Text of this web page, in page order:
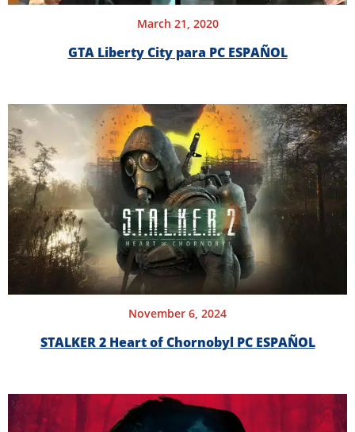
March 21, 2020
GTA Liberty City para PC ESPAÑOL
November 6, 2024
STALKER 2 Heart of Chornobyl PC ESPAÑOL